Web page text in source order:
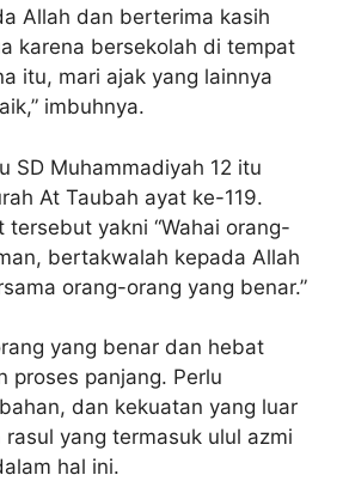
Allah dan berterima kasih
karena bersekolah di tempat
itu, mari ajak yang lainnya
imbuhnya.
SD Muhammadiyah 12 itu
At Taubah ayat ke-119.
tersebut yakni “Wahai orang-
bertakwalah kepada Allah
orang-orang yang benar.”
yang benar dan hebat
proses panjang. Perlu
dan kekuatan yang luar
yang termasuk ulul azmi
hal ini.